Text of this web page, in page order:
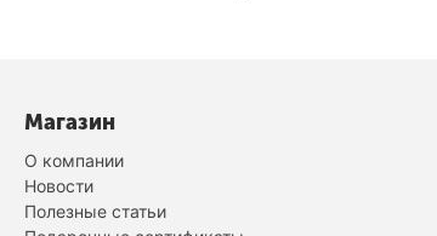
Магазин
О компании
Новости
Полезные статьи